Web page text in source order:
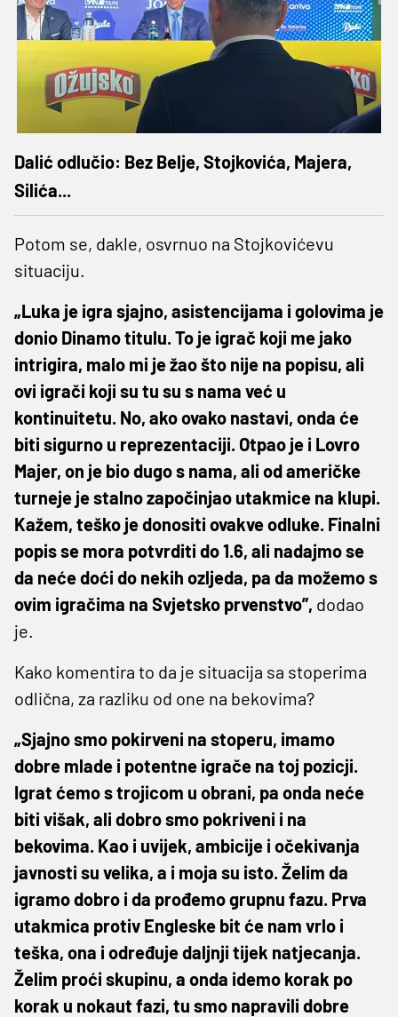
Dalić odlučio: Bez Belje, Stojkovića, Majera,
Silića...
Potom se, dakle, osvrnuo na Stojkovićevu
situaciju.
„Luka je igra sjajno, asistencijama i golovima je
donio Dinamo titulu. To je igrač koji me jako
intrigira, malo mi je žao što nije na popisu, ali
ovi igrači koji su tu su s nama već u
kontinuitetu. No, ako ovako nastavi, onda će
biti sigurno u reprezentaciji. Otpao je i Lovro
Majer, on je bio dugo s nama, ali od američke
turneje je stalno započinjao utakmice na klupi.
Kažem, teško je donositi ovakve odluke. Finalni
popis se mora potvrditi do 1.6, ali nadajmo se
da neće doći do nekih ozljeda, pa da možemo s
ovim igračima na Svjetsko prvenstvo”, dodao
je.
Kako komentira to da je situacija sa stoperima
odlična, za razliku od one na bekovima?
„Sjajno smo pokirveni na stoperu, imamo
dobre mlade i potentne igrače na toj pozicji.
Igrat ćemo s trojicom u obrani, pa onda neće
biti višak, ali dobro smo pokriveni i na
bekovima. Kao i uvijek, ambicije i očekivanja
javnosti su velika, a i moja su isto. Želim da
igramo dobro i da prođemo grupnu fazu. Prva
utakmica protiv Engleske bit će nam vrlo i
teška, ona i određuje daljnji tijek natjecanja.
Želim proći skupinu, a onda idemo korak po
korak u nokaut fazi, tu smo napravili dobre